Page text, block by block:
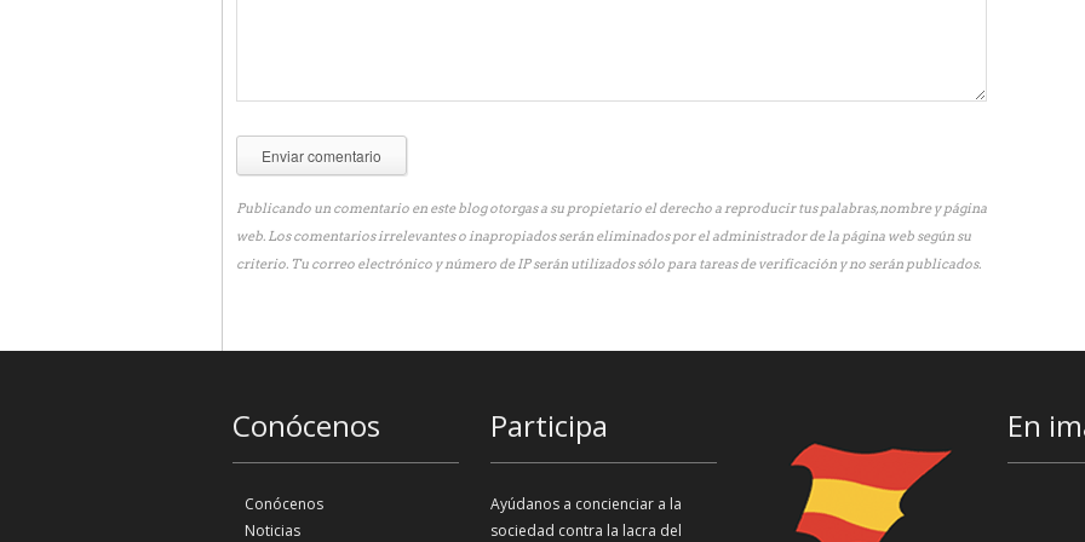
Publicando un comentario en este blog otorgas a su propietario el derecho a reproducir tus palabras, nombre y página
web. Los comentarios irrelevantes o inapropiados serán eliminados por el administrador de la página web según su
criterio. Tu correo electrónico y número de IP serán utilizados sólo para tareas de verificación y no serán publicados.
Conócenos
Conócenos
Noticias
Participa
Ayúdanos a concienciar a la
sociedad contra la lacra del
En